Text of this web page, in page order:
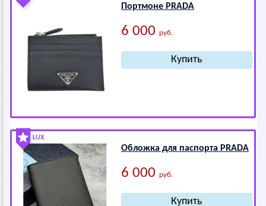
Портмоне РRАDА
6 000 руб.
LUX
Обложка для паспорта РRАDА
6 000 руб.